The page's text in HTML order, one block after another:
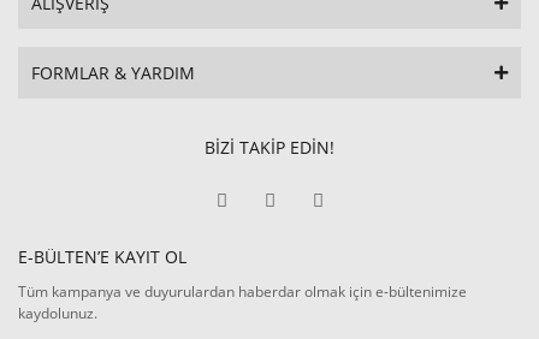
FORMLAR & YARDIM
BİZİ TAKİP EDİN!
E-BÜLTEN’E KAYIT OL
Tüm kampanya ve duyurulardan haberdar olmak için e-bültenimize
kaydolunuz.